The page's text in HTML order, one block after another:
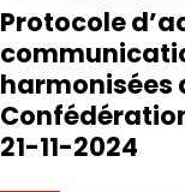
Protocole
harmonisées
21-11-2024